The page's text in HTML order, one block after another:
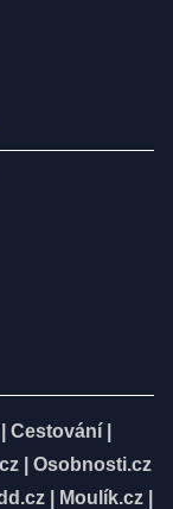
Cestování
Osobnosti.cz
| Moulík.cz|